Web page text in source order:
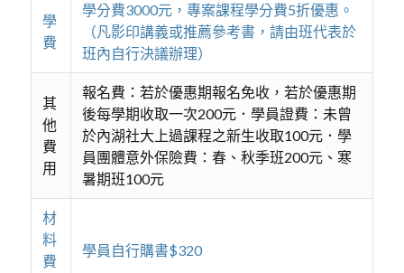
學
費
學分費3000元，專案課程學分費5折優惠。
（凡影印講義或推薦參考書，請由班代表於
班內自行決議辦理）
其
他
費
用
報名費：若於優惠期報名免收，若於優惠期
後每學期收取一次200元．學員證費：未曾
於內湖社大上過課程之新生收取100元．學
員團體意外保險費：春、秋季班200元、寒
暑期班100元
材
料
費
學員自行購書$320